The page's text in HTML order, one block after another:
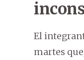
El
martes